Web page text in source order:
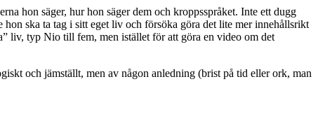
hon säger, hur hon säger dem och kroppsspråket. Inte ett dugg
ska ta tag i sitt eget liv och försöka göra det lite mer innehållsrikt
liv, typ Nio till fem, men istället för att göra en video om det
och jämställt, men av någon anledning (brist på tid eller ork, man